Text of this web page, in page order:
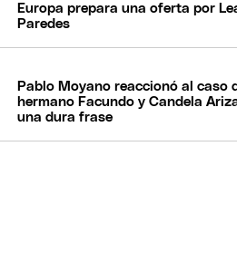
Europa prepara una oferta por
Paredes
Pablo Moyano reaccionó al caso
hermano Facundo y Candela
una dura frase